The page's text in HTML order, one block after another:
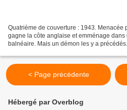
Quatrième de couverture : 1943. Menacée
gagne la côte anglaise et emménage
balnéaire. Mais un démon les y a
< Page précédente
Hébergé par Overblog